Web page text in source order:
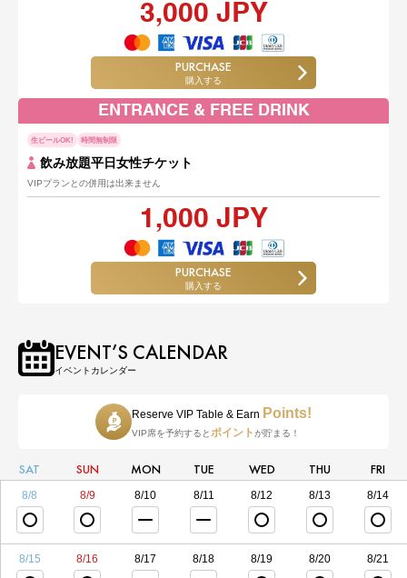
3,000 JPY
PURCHASE
購入する
ENTRANCE & FREE DRINK
生ビールOK! 時間無制限
飲み放題平日女性チケット
VIPプランとの併用は出来ません
1,000 JPY
PURCHASE
購入する
EVENT’S CALENDAR
イベントカレンダー
Reserve VIP Table & Earn Points!
VIP席を予約すると ポイント が貯まる！
SAT SUN MON TUE WED THU FRI
8/8 8/9 8/10 8/11 8/12 8/13 8/14
8/15 8/16 8/17 8/18 8/19 8/20 8/21